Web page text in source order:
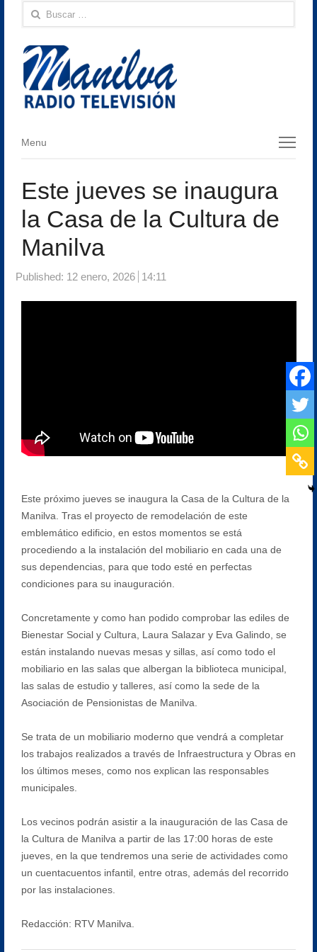
Buscar:
Menu
Menu
Este jueves se inaugura
la Casa de la Cultura de
Manilva
Published: 12 enero, 2026 14:11
Este próximo jueves se inaugura la Casa de la Cultura de la
Manilva. Tras el proyecto de remodelación de este
emblemático edificio, en estos momentos se está
procediendo a la instalación del mobiliario en cada una de
sus dependencias, para que todo esté en perfectas
condiciones para su inauguración.
Concretamente y como han podido comprobar las ediles de
Bienestar Social y Cultura, Laura Salazar y Eva Galindo, se
están instalando nuevas mesas y sillas, así como todo el
mobiliario en las salas que albergan la biblioteca municipal,
las salas de estudio y talleres, así como la sede de la
Asociación de Pensionistas de Manilva.
Se trata de un mobiliario moderno que vendrá a completar
los trabajos realizados a través de Infraestructura y Obras en
los últimos meses, como nos explican las responsables
municipales.
Los vecinos podrán asistir a la inauguración de las Casa de
la Cultura de Manilva a partir de las 17:00 horas de este
jueves, en la que tendremos una serie de actividades como
un cuentacuentos infantil, entre otras, además del recorrido
por las instalaciones.
Redacción: RTV Manilva.